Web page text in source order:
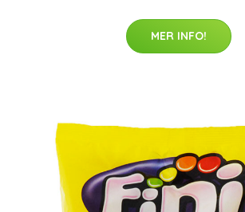
MER INFO!